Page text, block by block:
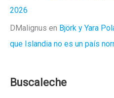
2026
DMalignus en Björk y Yara
que Islandia no es un país
Buscaleche